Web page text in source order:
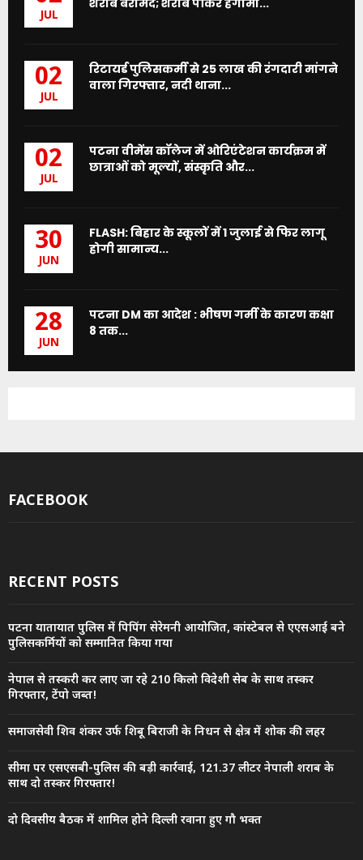
JUL
02
JUL
रिटायर्ड पुलिसकर्मी से 25 लाख की रंगदारी मांगने
वाला गिरफ्तार, नदी थाना...
02
JUL
पटना वीमेंस कॉलेज में ओरिएंटेशन कार्यक्रम में
छात्राओं को मूल्यों, संस्कृति और...
30
JUN
FLASH: बिहार के स्कूलों में 1 जुलाई से फिर लागू
होगी सामान्य...
28
JUN
पटना DM का आदेश : भीषण गर्मी के कारण कक्षा
8 तक...
FACEBOOK
RECENT POSTS
पटना यातायात पुलिस में पिपिंग सेरेमनी आयोजित, कांस्टेबल से एएसआई बने
पुलिसकर्मियों को सम्मानित किया गया
नेपाल से तस्करी कर लाए जा रहे 210 किलो विदेशी सेब के साथ तस्कर
गिरफ्तार, टेंपो जब्त!
समाजसेवी शिव शंकर उर्फ शिबू बिराजी के निधन से क्षेत्र में शोक की लहर
सीमा पर एसएसबी-पुलिस की बड़ी कार्रवाई, 121.37 लीटर नेपाली शराब के
साथ दो तस्कर गिरफ्तार!
दो दिवसीय बैठक में शामिल होने दिल्ली रवाना हुए गौ भक्त